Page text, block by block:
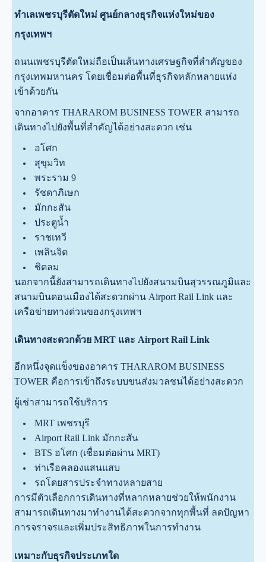
ทำเลเพชรบุรีตัดใหม่ ศูนย์กลางธุรกิจแห่งใหม่ของ
กรุงเทพฯ
ถนนเพชรบุรีตัดใหม่ถือเป็นเส้นทางเศรษฐกิจที่สำคัญของ
กรุงเทพมหานคร โดยเชื่อมต่อพื้นที่ธุรกิจหลักหลายแห่ง
เข้าด้วยกัน
จากอาคาร THARAROM BUSINESS TOWER สามารถ
เดินทางไปยังพื้นที่สำคัญได้อย่างสะดวก เช่น
อโศก
สุขุมวิท
พระราม 9
รัชดาภิเษก
มักกะสัน
ประตูน้ำ
ราชเทวี
เพลินจิต
ชิดลม
นอกจากนี้ยังสามารถเดินทางไปยังสนามบินสุวรรณภูมิและ
สนามบินดอนเมืองได้สะดวกผ่าน Airport Rail Link และ
เครือข่ายทางด่วนของกรุงเทพฯ
เดินทางสะดวกด้วย MRT และ Airport Rail Link
อีกหนึ่งจุดแข็งของอาคาร THARAROM BUSINESS
TOWER คือการเข้าถึงระบบขนส่งมวลชนได้อย่างสะดวก
ผู้เช่าสามารถใช้บริการ
MRT เพชรบุรี
Airport Rail Link มักกะสัน
BTS อโศก (เชื่อมต่อผ่าน MRT)
ท่าเรือคลองแสนแสบ
รถโดยสารประจำทางหลายสาย
การมีตัวเลือกการเดินทางที่หลากหลายช่วยให้พนักงาน
สามารถเดินทางมาทำงานได้สะดวกจากทุกพื้นที่ ลดปัญหา
การจราจรและเพิ่มประสิทธิภาพในการทำงาน
เหมาะกับธุรกิจประเภทใด